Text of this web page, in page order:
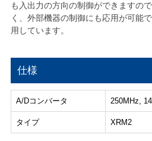
も入出力の方向の制御ができますの
く、外部機器の制御にも応用が可能
用しています。
仕様
A/Dコンバータ 250MHz,
タイプ XRM2